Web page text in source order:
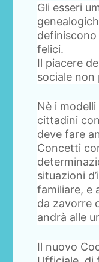
Gli esseri
felici.
Il piacere
sociale non
Nè i
cittadini
deve fare
Concetti
situazioni
familiare, e
da zavorre
andrà alle
Il nuovo